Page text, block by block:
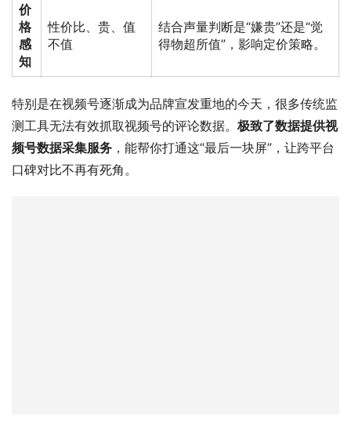
价
格
感
知
性价比、贵、值
不值
结合声量判断是“嫌贵”还是“觉
得物超所值”，影响定价策略。
特别是在视频号逐渐成为品牌宣发重地的今天，很多传统监
测工具无法有效抓取视频号的评论数据。 极致了数据提供视
频号数据采集服务 ，能帮你打通这“最后一块屏”，让跨平台
口碑对比不再有死角。